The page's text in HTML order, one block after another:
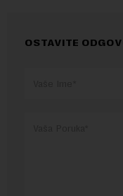
OSTAVITE